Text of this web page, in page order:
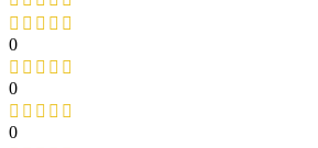
0
0
0